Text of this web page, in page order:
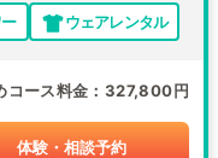
ウェアレンタル
コース料金 327,800円
体験・相談予約